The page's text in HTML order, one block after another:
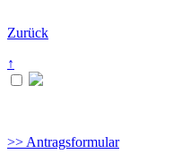
Zurück
↑
>> Antragsformular